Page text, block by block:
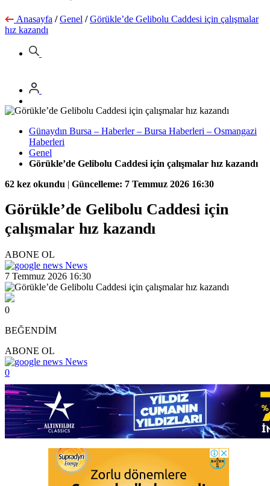
Anasayfa / Genel / Görükle’de Gelibolu Caddesi için çalışmalar
hız kazandı
Günaydın Bursa – Haberler – Bursa Haberleri – Osmangazi
Haberleri
Genel
Görükle’de Gelibolu Caddesi için çalışmalar hız kazandı
62 kez okundu | Güncelleme: 7 Temmuz 2026 16:30
Görükle’de Gelibolu Caddesi için
çalışmalar hız kazandı
ABONE OL
News
7 Temmuz 2026 16:30
0
BEĞENDİM
ABONE OL
News
0